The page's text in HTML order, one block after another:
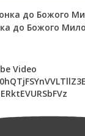
до Божого
Video